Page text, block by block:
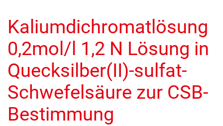
Bildergalerie
springen
Kaliumdichromatlösung
0,2mol/l 1,2 N Lösung in
Quecksilber(II)-sulfat-
Schwefelsäure zur CSB-
Bestimmung